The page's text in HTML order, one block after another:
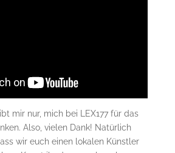
mir nur, mich bei LEX177 für das
Also, vielen Dank! Natürlich
wir euch einen lokalen Künstler